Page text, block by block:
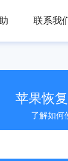
联系我
苹果恢
了解如何